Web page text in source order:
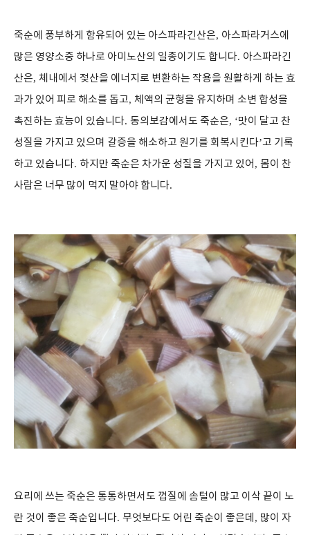
죽순에 풍부하게 함유되어 있는 아스파라긴산은, 아스파라거스에
많은 영양소중 하나로 아미노산의 일종이기도 합니다. 아스파라긴
산은, 체내에서 젖산을 에너지로 변환하는 작용을 원활하게 하는 효
과가 있어 피로 해소를 돕고, 체액의 균형을 유지하며 소변 합성을
촉진하는 효능이 있습니다. 동의보감에서도 죽순은, ‘맛이 달고 찬
성질을 가지고 있으며 갈증을 해소하고 원기를 회복시킨다’고 기록
하고 있습니다. 하지만 죽순은 차가운 성질을 가지고 있어 , 몸이 찬
사람은 너무 많이 먹지 말아야 합니다.
요리에 쓰는 죽순은 통통하면서도 껍질에 솜털이 많고 이삭 끝이 노
란 것이 좋은 죽순입니다. 무엇보다도 어린 죽순이 좋은데 , 많이 자